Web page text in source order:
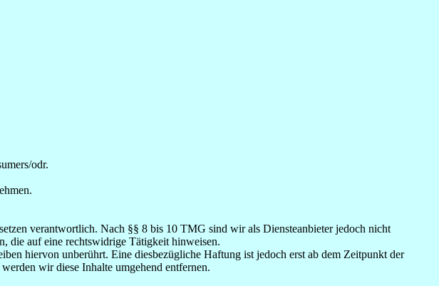
odr.
verantwortlich. Nach §§ 8 bis 10 TMG sind wir als Diensteanbieter jedoch nicht
die auf eine rechtswidrige Tätigkeit hinweisen.
hiervon unberührt. Eine diesbezügliche Haftung ist jedoch erst ab dem Zeitpunkt der
wir diese Inhalte umgehend entfernen.